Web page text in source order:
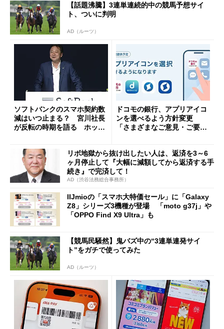
【話題沸騰】3連単連続的中の競馬予想サイ
ト、ついに判明
AD（ルーツ）
ソフトバンクのスマホ契約数
減はいつ止まる？ 宮川社長
が反転の時期を語る ホッピ
ドコモの銀行、アプリアイコ
ンを選べるよう方針変更
「さまざまなご意見・ご要望
リボ地獄から抜け出したい人は、返済を3～6
ヶ月停止して『大幅に減額してから返済する手
続き』で完済して！
AD（渋谷法務総合事務所）
IIJmioの「スマホ大特価セール」に「Galaxy
Z8」シリーズ3機種が登場 「moto g37j」や
「OPPO Find X9 Ultra」も
【競馬民騒然】鬼バズ中の“3連単連発サイ
ト”をガチで使ってみた
AD（ルーツ）